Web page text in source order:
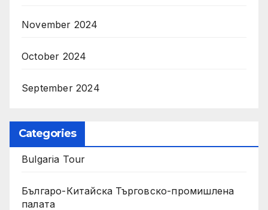
November 2024
October 2024
September 2024
Categories
Bulgaria Tour
Българо-Китайска Търговско-промишлена
палaта